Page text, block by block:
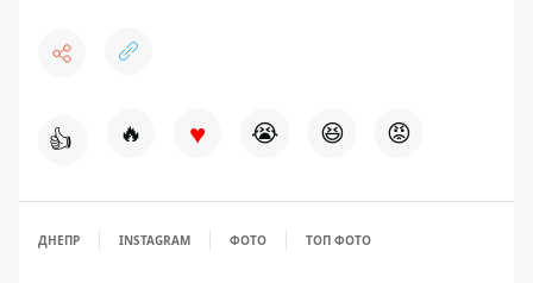
👍 🔥 ♥ 😭 😆 😡
ДНЕПР INSTAGRAM ФОТО ТОП ФОТО